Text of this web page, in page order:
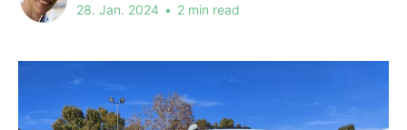
28. Jan. 2024 • 2 min read